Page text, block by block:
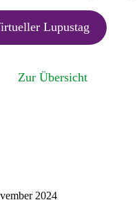
Lupustag
Zur Übersicht
2024